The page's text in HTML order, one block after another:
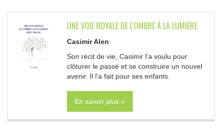
UNE VOIE ROYALE DE L'OMBRE À LA LUMIÈRE
Casimir Alen
Son récit de vie, Casimir l'a voulu pour
clôturer le passé et se construire un nouvel
avenir. Il l'a fait pour ses enfants.
En savoir plus »